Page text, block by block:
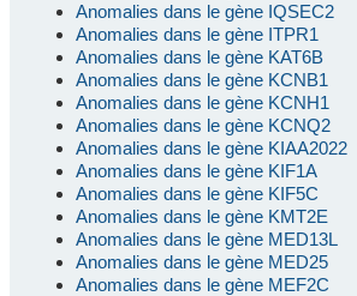
Anomalies dans le gène IQSEC2
Anomalies dans le gène ITPR1
Anomalies dans le gène KAT6B
Anomalies dans le gène KCNB1
Anomalies dans le gène KCNH1
Anomalies dans le gène KCNQ2
Anomalies dans le gène KIAA2022
Anomalies dans le gène KIF1A
Anomalies dans le gène KIF5C
Anomalies dans le gène KMT2E
Anomalies dans le gène MED13L
Anomalies dans le gène MED25
Anomalies dans le gène MEF2C